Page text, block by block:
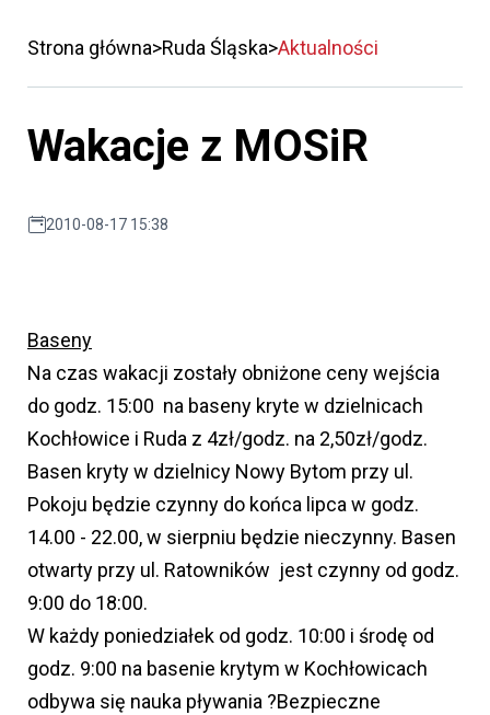
Strona główna Ruda Śląska Aktualności
Wakacje z MOSiR
2010-08-17 15:38
Baseny
Na czas wakacji zostały obniżone ceny wejścia
do godz. 15:00 na baseny kryte w dzielnicach
Kochłowice i Ruda z 4zł/godz. na 2,50zł/godz.
Basen kryty w dzielnicy Nowy Bytom przy ul.
Pokoju będzie czynny do końca lipca w godz.
14.00 - 22.00, w sierpniu będzie nieczynny. Basen
otwarty przy ul. Ratowników jest czynny od godz.
9:00 do 18:00.
W każdy poniedziałek od godz. 10:00 i środę od
godz. 9:00 na basenie krytym w Kochłowicach
odbywa się nauka pływania ?Bezpieczne